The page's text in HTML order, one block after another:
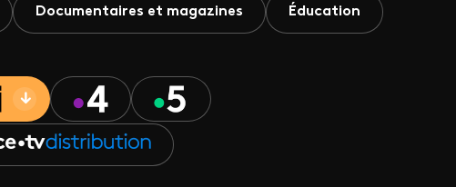
Documentaires et magazines Éducation